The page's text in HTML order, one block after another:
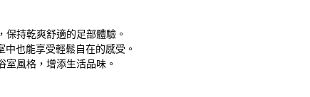
持乾爽舒適的足部體驗。
也能享受輕鬆自在的感受。
風格，增添生活品味。